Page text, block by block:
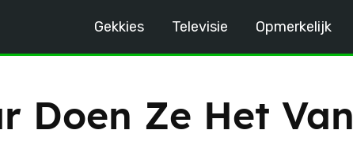
Gekkies Televisie Opmerkelijk
Doen Ze Het Van